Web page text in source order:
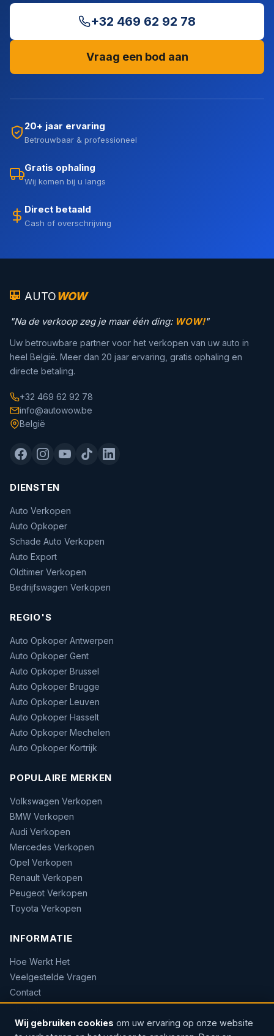
+32 469 62 92 78
Vraag een bod aan
20+ jaar ervaring
Betrouwbaar & professioneel
Gratis ophaling
Wij komen bij u langs
Direct betaald
Cash of overschrijving
AUTOWOW
"Na de verkoop zeg je maar één ding: WOW!"
Uw betrouwbare partner voor het verkopen van uw auto in
heel België. Meer dan 20 jaar ervaring, gratis ophaling en
directe betaling.
+32 469 62 92 78
info@autowow.be
België
DIENSTEN
Auto Verkopen
Auto Opkoper
Schade Auto Verkopen
Auto Export
Oldtimer Verkopen
Bedrijfswagen Verkopen
REGIO'S
Auto Opkoper Antwerpen
Auto Opkoper Gent
Auto Opkoper Brussel
Auto Opkoper Brugge
Auto Opkoper Leuven
Auto Opkoper Hasselt
Auto Opkoper Mechelen
Auto Opkoper Kortrijk
POPULAIRE MERKEN
Volkswagen Verkopen
BMW Verkopen
Audi Verkopen
Mercedes Verkopen
Opel Verkopen
Renault Verkopen
Peugeot Verkopen
Toyota Verkopen
INFORMATIE
Hoe Werkt Het
Veelgestelde Vragen
Contact
Wij gebruiken cookies om uw ervaring op onze website